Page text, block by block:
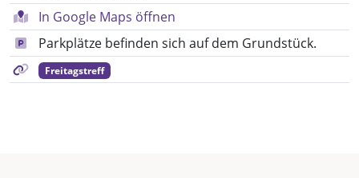
In Google Maps öffnen
Parkplätze befinden sich auf dem Grundstück.
Freitagstreff